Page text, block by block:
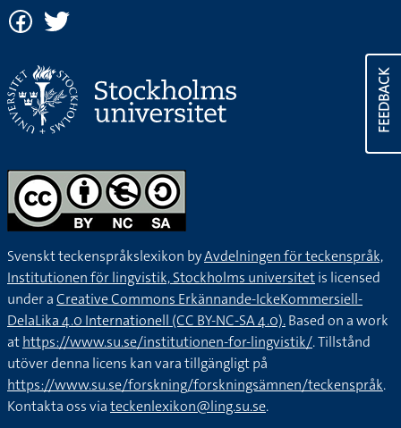
FEEDBACK
Svenskt teckenspråkslexikon byAvdelningen för teckenspråk,
Institutionen för lingvistik, Stockholms universitetis licensed
under aCreative Commons Erkännande-IckeKommersiell-
DelaLika 4.0 Internationell (CC BY-NC-SA 4.0).Based on a work
athttps://www.su.se/institutionen-for-lingvistik/. Tillstånd
utöver denna licens kan vara tillgängligt på
https://www.su.se/forskning/forskningsämnen/teckenspråk.
Kontakta oss viateckenlexikon@ling.su.se.